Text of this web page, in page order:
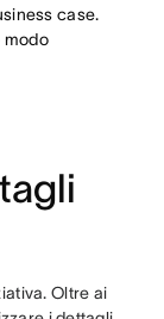
case.
modo
Oltre ai